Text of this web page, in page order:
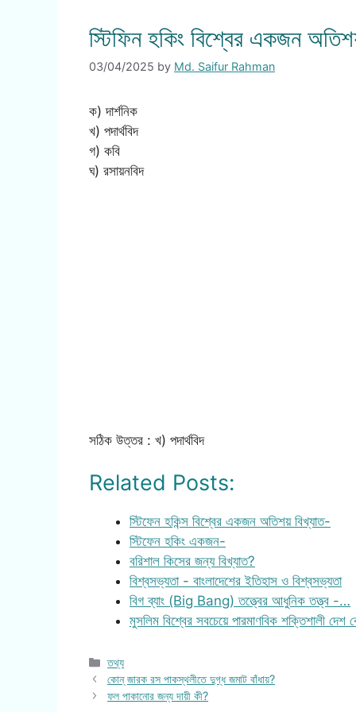
স্টিফিন হকিং বিশ্বের একজন
03/04/2025 by Md. Saifur Rahman
ক) দার্শনিক
খ) পদার্থবিদ
গ) কবি
ঘ) রসায়নবিদ
সঠিক উত্তর : খ) পদার্থবিদ
Related Posts:
স্টিফেন হকিন্স বিশ্বের একজন অতিশয় বিখ্যাত-
স্টিফেন হকিং একজন-
বরিশাল কিসের জন্য বিখ্যাত?
বিশ্বসভ্যতা - বাংলাদেশের ইতিহাস ও বিশ্বসভ্যতা
বিগ ব্যাং (Big Bang) তত্ত্বের আধুনিক তত্ত্ব -…
মুসলিম বিশ্বের সবচেয়ে পারমাণবিক শক্তিশালী দেশ
Categories
তথ্য
কোন্ জারক রস পাকস্থলীতে দুগ্ধ জমাট বাঁধায়?
ফল পাকানোর জন্য দায়ী কী?